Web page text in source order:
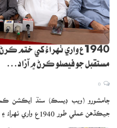
1940ع واري ٺهراءُ کي
مستقبل جو فيصلو ڪرڻ ۾ آزاد…
ڄامشورو (ويب ڊيسڪ) سنڌ ايڪشن
جيڪڏهن عملي طور 1940ع واري ٺهراءُ ۽ 1973ع جي آئين کي…